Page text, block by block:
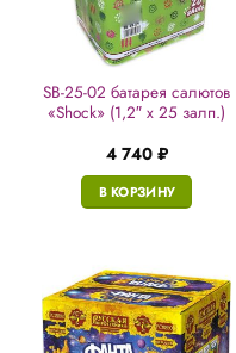
SB-25-02 батарея салютов
«Shock» (1,2″ х 25 залп.)
4 740 ₽
В КОРЗИНУ